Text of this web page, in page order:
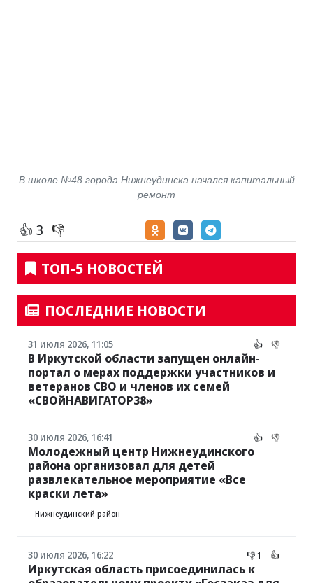
В школе №48 города Нижнеудинска начался капитальный
ремонт
👍 3 👎
ТОП-5 НОВОСТЕЙ
ПОСЛЕДНИЕ НОВОСТИ
31 июля 2026, 11:05 👍 👎
В Иркутской области запущен онлайн-
портал о мерах поддержки участников и
ветеранов СВО и членов их семей
«СВОйНАВИГАТОР38»
30 июля 2026, 16:41 👍 👎
Молодежный центр Нижнеудинского
района организовал для детей
развлекательное мероприятие «Все
краски лета»
Нижнеудинский район
30 июля 2026, 16:22 👎 1 👍
Иркутская область присоединилась к